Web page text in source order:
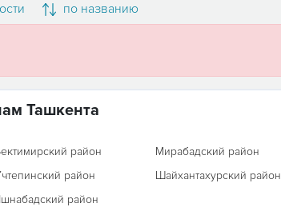
по названию
Ташкента
район Мирабадский район
район Шайхантахурский район
район